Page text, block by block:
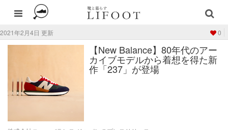
2021年2月4日 更新 0
【New Balance】80年代のアー
カイブモデルから着想を得た新
作「237」が登場